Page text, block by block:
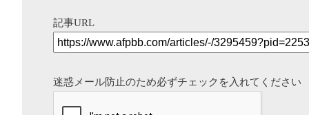
記事URL
迷惑メール防止のため必ずチェックを入れてください